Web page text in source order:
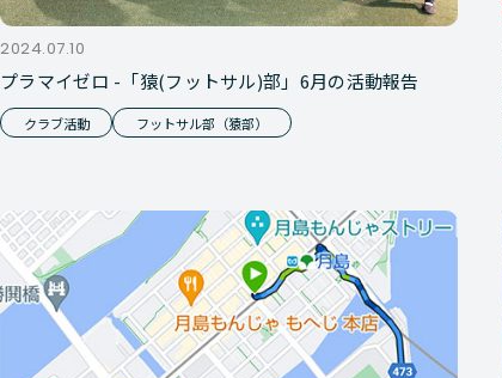
2024.07.10
プラマイゼロ -「猿(フットサル)部」6月の活動報告
クラブ活動 フットサル部（猿部）